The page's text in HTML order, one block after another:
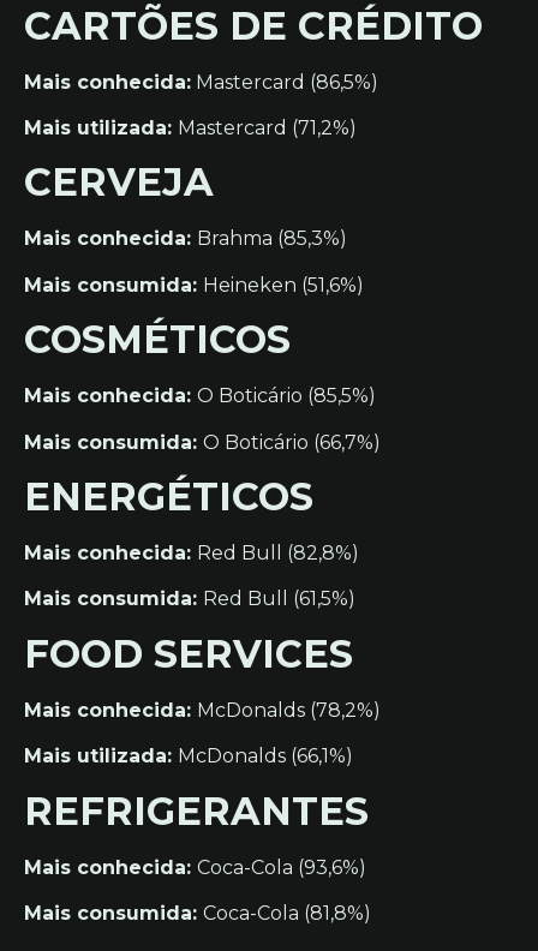
CARTÕES DE CRÉDITO
Mais conhecida: Mastercard (86,5%)
Mais utilizada: Mastercard (71,2%)
CERVEJA
Mais conhecida: Brahma (85,3%)
Mais consumida: Heineken (51,6%)
COSMÉTICOS
Mais conhecida: O Boticário (85,5%)
Mais consumida: O Boticário (66,7%)
ENERGÉTICOS
Mais conhecida: Red Bull (82,8%)
Mais consumida: Red Bull (61,5%)
FOOD SERVICES
Mais conhecida: McDonalds (78,2%)
Mais utilizada: McDonalds (66,1%)
REFRIGERANTES
Mais conhecida: Coca-Cola (93,6%)
Mais consumida: Coca-Cola (81,8%)